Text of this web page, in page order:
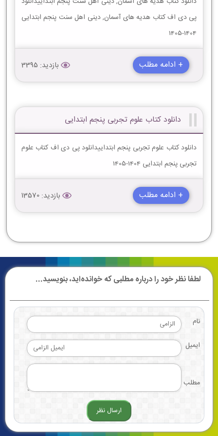
پی دی اف کتاب هدیه های آسمان, دینی اهل سنت پنجم ابتدایی
1404-1405
+ ادامه مطلب بازدید: 3395
دانلود کتاب علوم تجربی پنجم ابتدایی
دانلود کتاب علوم تجربی پنجم ابتداییدانلود پی دی اف کتاب علوم
تجربی پنجم ابتدایی 1404-1405
+ ادامه مطلب بازدید: 13570
لطفا نظر خود را درباره مطلبی که خوانده‌اید، بنویسید...
نام
ایمیل
مطلب